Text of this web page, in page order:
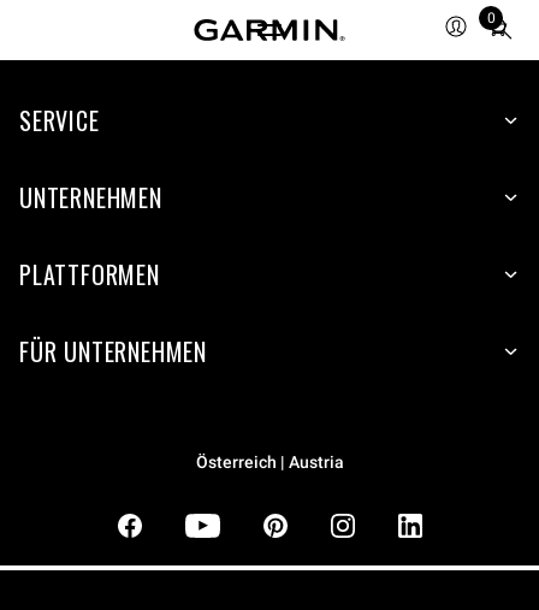
0
Total
items
cart:
SERVICE
UNTERNEHMEN
PLATTFORMEN
FÜR UNTERNEHMEN
Österreich | Austria